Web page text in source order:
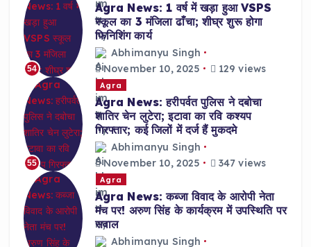
54
Agra News: 1 वर्ष में खड़ा हुआ VSPS
स्कूल का 3 मंजिला ढाँचा; शीघ्र शुरू होगा
फिनिशिंग कार्य
Abhimanyu Singh
November 10, 2025
129 views
55
Agra
Agra News: हरीपर्वत पुलिस ने दबोचा
शातिर चेन लुटेरा; इटावा का रवि कश्यप
गिरफ्तार; कई जिलों में दर्ज हैं मुकदमे
Abhimanyu Singh
November 10, 2025
347 views
Agra
Agra News: कब्जा विवाद के आरोपी नेता
मंच पर! अरुण सिंह के कार्यक्रम में उपस्थिति पर
सवाल
Abhimanyu Singh